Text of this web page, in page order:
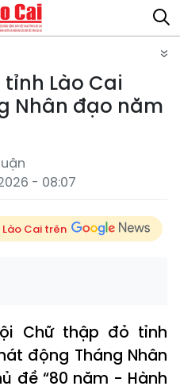
Lào Cai
Nhân đạo năm
- 08:07
Cai trên
Chữ thập đỏ tỉnh
động Tháng Nhân
đề “80 năm - Hành